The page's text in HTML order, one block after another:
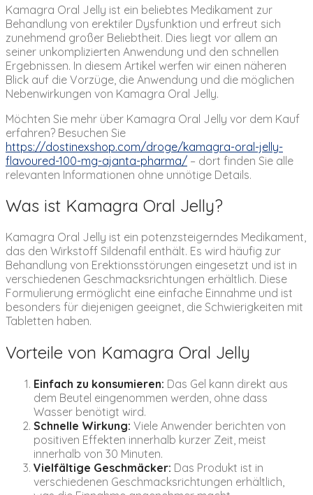
Kamagra Oral Jelly ist ein beliebtes Medikament zur
Behandlung von erektiler Dysfunktion und erfreut sich
zunehmend großer Beliebtheit. Dies liegt vor allem an
seiner unkomplizierten Anwendung und den schnellen
Ergebnissen. In diesem Artikel werfen wir einen näheren
Blick auf die Vorzüge, die Anwendung und die möglichen
Nebenwirkungen von Kamagra Oral Jelly.
Möchten Sie mehr über Kamagra Oral Jelly vor dem Kauf
erfahren? Besuchen Sie
https://dostinexshop.com/droge/kamagra-oral-jelly-
flavoured-100-mg-ajanta-pharma/ – dort finden Sie alle
relevanten Informationen ohne unnötige Details.
Was ist Kamagra Oral Jelly?
Kamagra Oral Jelly ist ein potenzsteigerndes Medikament,
das den Wirkstoff Sildenafil enthält. Es wird häufig zur
Behandlung von Erektionsstörungen eingesetzt und ist in
verschiedenen Geschmacksrichtungen erhältlich. Diese
Formulierung ermöglicht eine einfache Einnahme und ist
besonders für diejenigen geeignet, die Schwierigkeiten mit
Tabletten haben.
Vorteile von Kamagra Oral Jelly
Einfach zu konsumieren: Das Gel kann direkt aus
dem Beutel eingenommen werden, ohne dass
Wasser benötigt wird.
Schnelle Wirkung: Viele Anwender berichten von
positiven Effekten innerhalb kurzer Zeit, meist
innerhalb von 30 Minuten.
Vielfältige Geschmäcker: Das Produkt ist in
verschiedenen Geschmacksrichtungen erhältlich,